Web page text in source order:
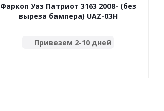
Фаркоп Уаз Патриот 3163 2008- (без
выреза бампера) UAZ-03H
Привезем 2-10 дней